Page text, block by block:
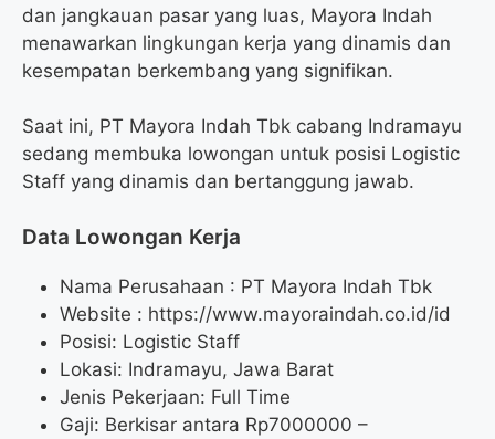
dan jangkauan pasar yang luas, Mayora Indah
menawarkan lingkungan kerja yang dinamis dan
kesempatan berkembang yang signifikan.
Saat ini, PT Mayora Indah Tbk cabang Indramayu
sedang membuka lowongan untuk posisi Logistic
Staff yang dinamis dan bertanggung jawab.
Data Lowongan Kerja
Nama Perusahaan : PT Mayora Indah Tbk
Website : https://www.mayoraindah.co.id/id
Posisi: Logistic Staff
Lokasi: Indramayu, Jawa Barat
Jenis Pekerjaan: Full Time
Gaji: Berkisar antara Rp7000000 –